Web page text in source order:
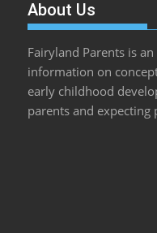
About Us
Fairyland Parents is
information on
early childhood
parents and expecting